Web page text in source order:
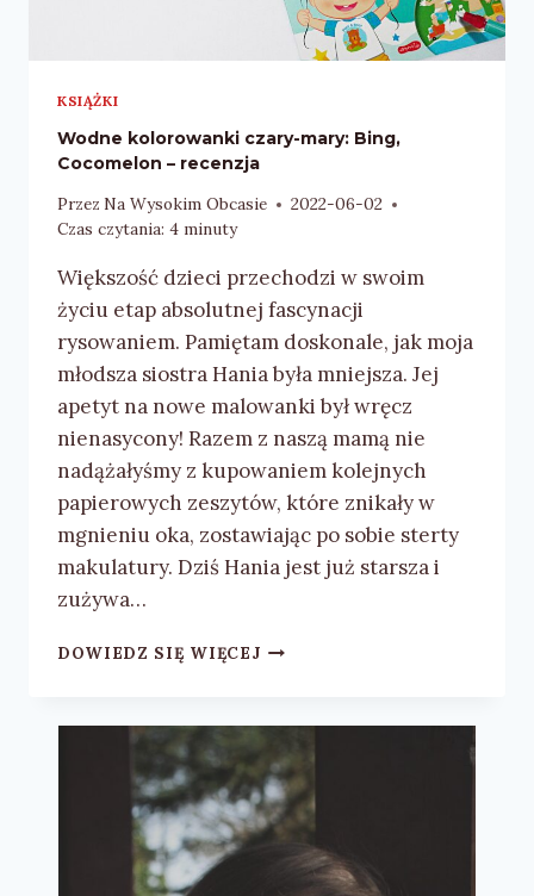
KSIĄŻKI
Wodne kolorowanki czary-mary: Bing,
Cocomelon – recenzja
Przez Na Wysokim Obcasie
2022-06-02
Czas czytania: 4 minuty
Większość dzieci przechodzi w swoim
życiu etap absolutnej fascynacji
rysowaniem. Pamiętam doskonale, jak moja
młodsza siostra Hania była mniejsza. Jej
apetyt na nowe malowanki był wręcz
nienasycony! Razem z naszą mamą nie
nadążałyśmy z kupowaniem kolejnych
papierowych zeszytów, które znikały w
mgnieniu oka, zostawiając po sobie sterty
makulatury. Dziś Hania jest już starsza i
zużywa…
DOWIEDZ SIĘ WIĘCEJWODNE
MARY:
BING,
COCOMELON
–
RECENZJA